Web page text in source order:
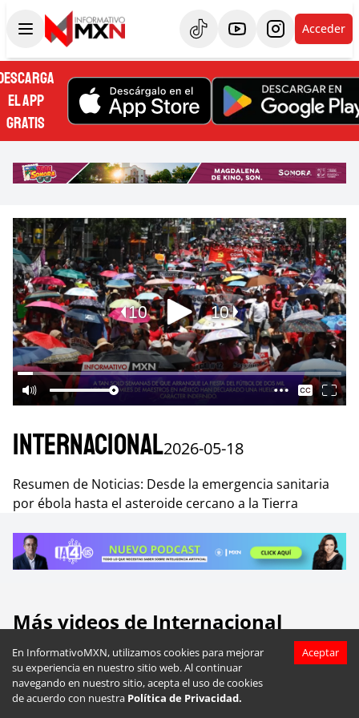
En InformativoMXN, utilizamos cookies para mejorar
su experiencia en nuestro sitio web. Al continuar
navegando en nuestro sitio, acepta el uso de cookies
de acuerdo con nuestra Política de Privacidad.
Aceptar
Acceder
EL APP
GRATIS
Internacional2026-05-18
Resumen de Noticias: Desde la emergencia sanitaria
por ébola hasta el asteroide cercano a la Tierra
Más videos de Internacional